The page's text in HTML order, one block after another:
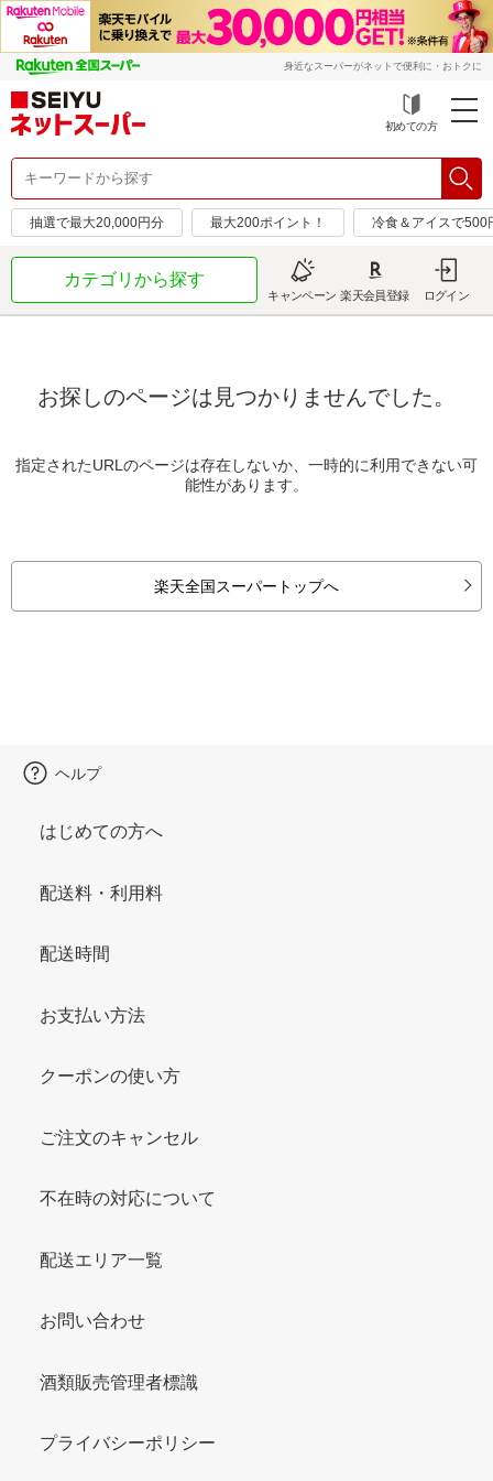
身近なスーパーがネットで便利に・おトクに
初めての方
抽選で最大20,000円分 最大200ポイント！ 冷食＆アイスで500
カテゴリから探す
キャンペーン 楽天会員登録 ログイン
お探しのページは見つかりませんでした。
指定されたURLのページは存在しないか、一時的に利用できない可
能性があります。
楽天全国スーパートップへ
ヘルプ
はじめての方へ
配送料・利用料
配送時間
お支払い方法
クーポンの使い方
ご注文のキャンセル
不在時の対応について
配送エリア一覧
お問い合わせ
酒類販売管理者標識
プライバシーポリシー